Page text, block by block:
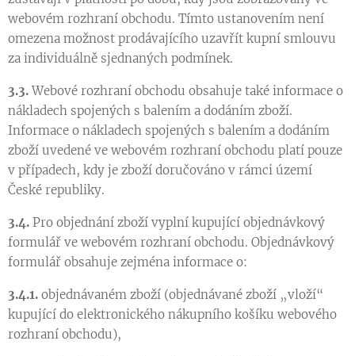
webovém rozhraní obchodu. Tímto ustanovením není
omezena možnost prodávajícího uzavřít kupní smlouvu
za individuálně sjednaných podmínek.
3.3.Webové rozhraní obchodu obsahuje také informace o
nákladech spojených s balením a dodáním zboží.
Informace o nákladech spojených s balením a dodáním
zboží uvedené ve webovém rozhraní obchodu platí pouze
v případech, kdy je zboží doručováno v rámci území
České republiky.
3.4. Pro objednání zboží vyplní kupující objednávkový
formulář ve webovém rozhraní obchodu. Objednávkový
formulář obsahuje zejména informace o:
3.4.1. objednávaném zboží (objednávané zboží „vloží“
kupující do elektronického nákupního košíku webového
rozhraní obchodu),